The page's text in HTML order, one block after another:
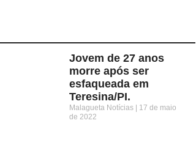
Jovem de 27 anos
morre após ser
esfaqueada em
Teresina/PI.
Malagueta Notícias
17 de maio
de 2022